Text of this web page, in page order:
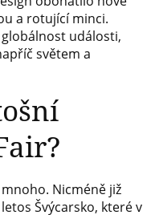
a rotující minci.
události,
světem a
Nicméně již
Švýcarsko, které v